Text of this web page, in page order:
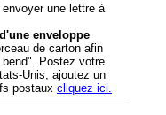
une lettre à
enveloppe
de carton afin
Postez votre
Unis, ajoutez un
postaux cliquez ici.